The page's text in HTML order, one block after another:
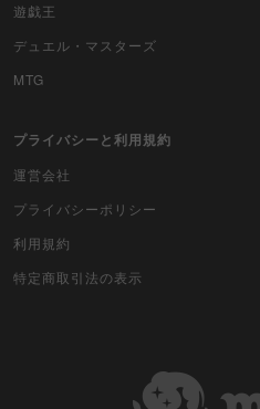
遊戯王
デュエル・マスターズ
MTG
プライバシーと利用規約
運営会社
プライバシーポリシー
利用規約
特定商取引法の表示